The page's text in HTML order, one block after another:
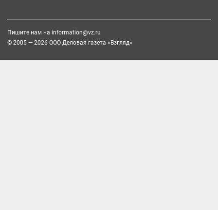
Пишите нам на information@vz.ru
© 2005 — 2026 ООО Деловая газета «Взгляд»